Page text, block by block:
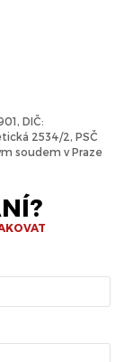
DIČ:
2534/2, PSČ
soudem v Praze